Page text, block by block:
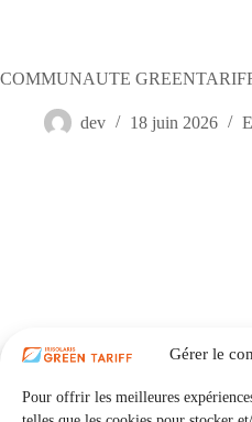
Gérer le
Pour offrir les meilleures
COMMUNAUTE
dev 18 juin 2026